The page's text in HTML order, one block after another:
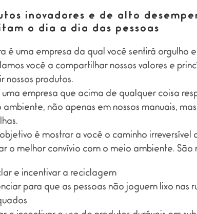
inovadores e de alto
o dia a dia das pessoas
é uma empresa da qual você sentirá orgulho
você a compartilhar nossos valores e
nossos produtos.
uma empresa que acima de qualquer coisa
ambiente, não apenas em nossos manuais,
é mostrar a você o caminho irreversível
o melhor convívio com o meio ambiente. São
e incentivar a reciclagem
para que as pessoas não joguem lixo nas